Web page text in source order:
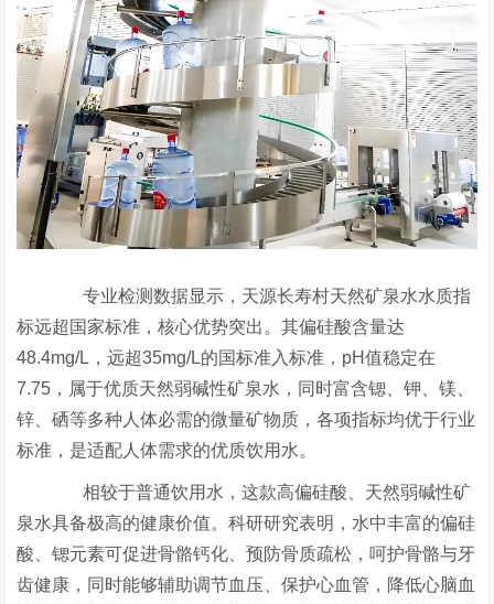
专业检测数据显示，天源长寿村天然矿泉水水质指
标远超国家标准，核心优势突出。其偏硅酸含量达
48.4mg/L，远超35mg/L的国标准入标准，pH值稳定在
7.75，属于优质天然弱碱性矿泉水，同时富含锶、钾、镁、
锌、硒等多种人体必需的微量矿物质，各项指标均优于行业
标准，是适配人体需求的优质饮用水。
相较于普通饮用水，这款高偏硅酸、天然弱碱性矿
泉水具备极高的健康价值。科研研究表明，水中丰富的偏硅
酸、锶元素可促进骨骼钙化、预防骨质疏松，呵护骨骼与牙
齿健康，同时能够辅助调节血压、保护心血管，降低心脑血